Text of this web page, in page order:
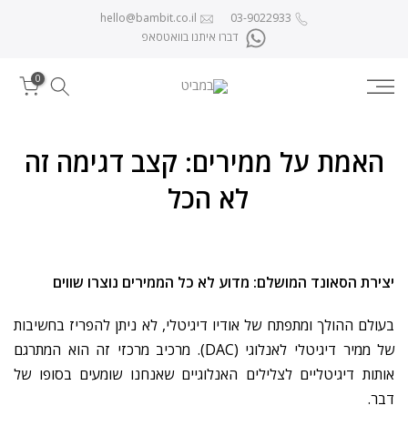
03-9022933
hello@bambit.co.il
דברו איתנו בוואטסאפ
0
‎⁨האמת על ממירים: קצב דגימה זה
לא הכל ⁩
יצירת הסאונד המושלם: מדוע לא כל הממירים נוצרו שווים
בעולם ההולך ומתפתח של אודיו דיגיטלי,לא ניתן להפריז בחשיבות
של ממיר דיגיטלי לאנלוגי (DAC). מרכיב מרכזי זה הוא המתרגם
אותות דיגיטליים לצלילים האנלוגיים שאנחנו שומעים בסופו של
דבר.